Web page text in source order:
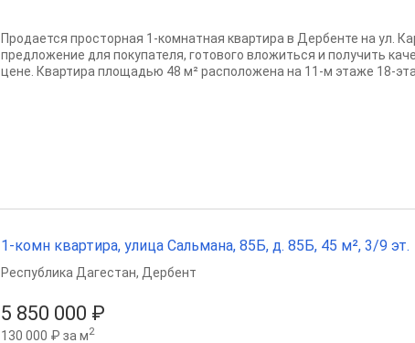
Продается просторная 1‑комнатная квартира в Дербенте на ул.
предложение для покупателя, готового вложиться и получить
цене. Квартира площадью 48 м² расположена на 11-м этаже 18-
1-комн квартира, улица Сальмана, 85Б, д. 85Б, 45 м², 3/9 эт.
5 850 000 ₽
130 000 ₽ за м2
Республика Дагестан, Дербент